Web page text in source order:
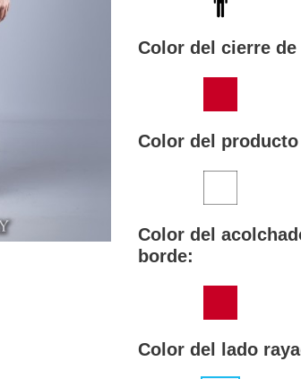
Color del cierre de
Color del producto
Color del
borde:
Color del lado